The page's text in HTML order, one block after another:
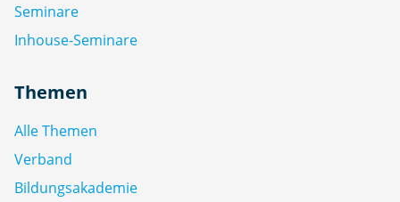
Seminare
Inhouse-Seminare
Themen
Alle Themen
Verband
Bildungsakademie